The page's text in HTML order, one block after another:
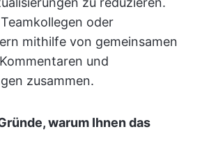
oder
mithilfe von gemeinsamen
und
zusammen.
warum Ihnen das